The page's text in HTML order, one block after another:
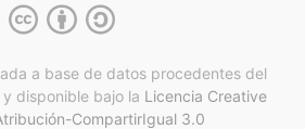
a base de datos procedentes del
y disponible bajo la Licencia Creative
CompartirIgual 3.0